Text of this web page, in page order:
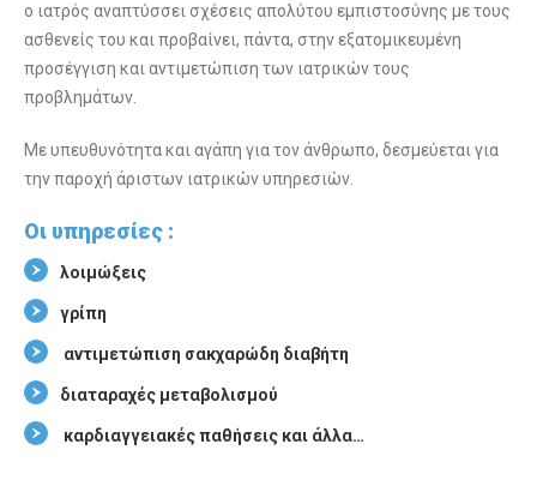
ο ιατρός αναπτύσσει σχέσεις απολύτου εμπιστοσύνης με τους
ασθενείς του και προβαίνει, πάντα, στην εξατομικευμένη
προσέγγιση και αντιμετώπιση των ιατρικών τους
προβλημάτων.
Με υπευθυνότητα και αγάπη για τον άνθρωπο, δεσμεύεται για
την παροχή άριστων ιατρικών υπηρεσιών.
Οι υπηρεσίες :
λοιμώξεις
γρίπη
αντιμετώπιση σακχαρώδη διαβήτη
διαταραχές μεταβολισμού
καρδιαγγειακές παθήσεις και άλλα…